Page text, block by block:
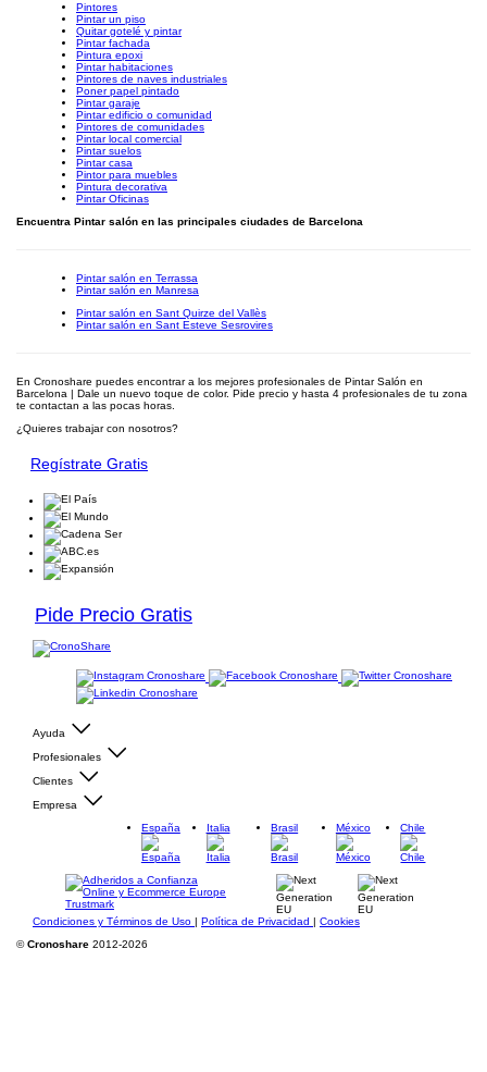
Pintores
Pintar un piso
Quitar gotelé y pintar
Pintar fachada
Pintura epoxi
Pintar habitaciones
Pintores de naves industriales
Poner papel pintado
Pintar garaje
Pintar edificio o comunidad
Pintores de comunidades
Pintar local comercial
Pintar suelos
Pintar casa
Pintor para muebles
Pintura decorativa
Pintar Oficinas
Encuentra Pintar salón en las principales ciudades de Barcelona
Pintar salón en Terrassa
Pintar salón en Manresa
Pintar salón en Sant Quirze del Vallès
Pintar salón en Sant Esteve Sesrovires
En Cronoshare puedes encontrar a los mejores profesionales de Pintar Salón en
Barcelona | Dale un nuevo toque de color. Pide precio y hasta 4 profesionales de tu zona
te contactan a las pocas horas.
¿Quieres trabajar con nosotros?
Regístrate Gratis
Pide Precio Gratis
Ayuda
Profesionales
Clientes
Empresa
España
Italia Brasil México Chile
Condiciones y Términos de Uso | Política de Privacidad | Cookies
©Cronoshare 2012-2026